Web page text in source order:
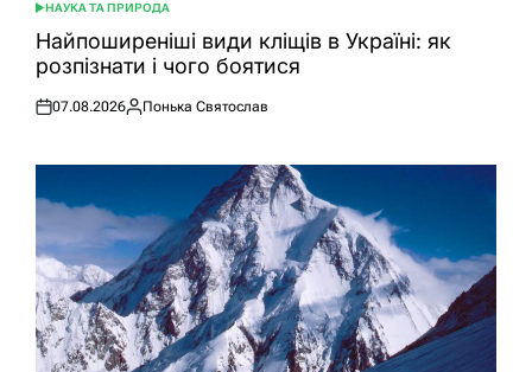
ОПУБЛІКУВАТИ
У
НАУКА ТА ПРИРОДА
Найпоширеніші види кліщів в Україні: як
розпізнати і чого боятися
Оприлюднено
07.08.2026
Опубліковано
Понька Святослав